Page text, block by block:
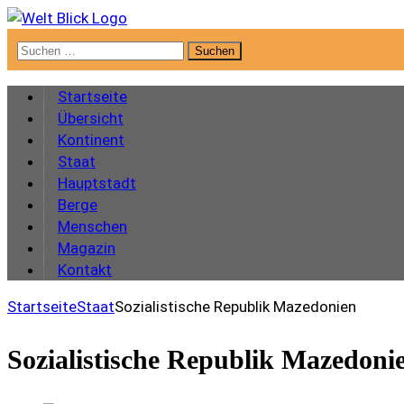
Suchen
nach:
Startseite
Übersicht
Kontinent
Staat
Hauptstadt
Berge
Menschen
Magazin
Kontakt
StartseiteStaatSozialistische Republik Mazedonien
Sozialistische Republik